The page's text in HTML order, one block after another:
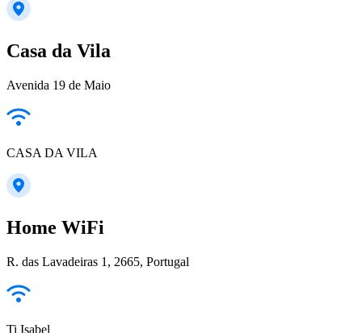
Casa da Vila
Avenida 19 de Maio
CASA DA VILA
Home WiFi
R. das Lavadeiras 1, 2665, Portugal
Ti Isabel